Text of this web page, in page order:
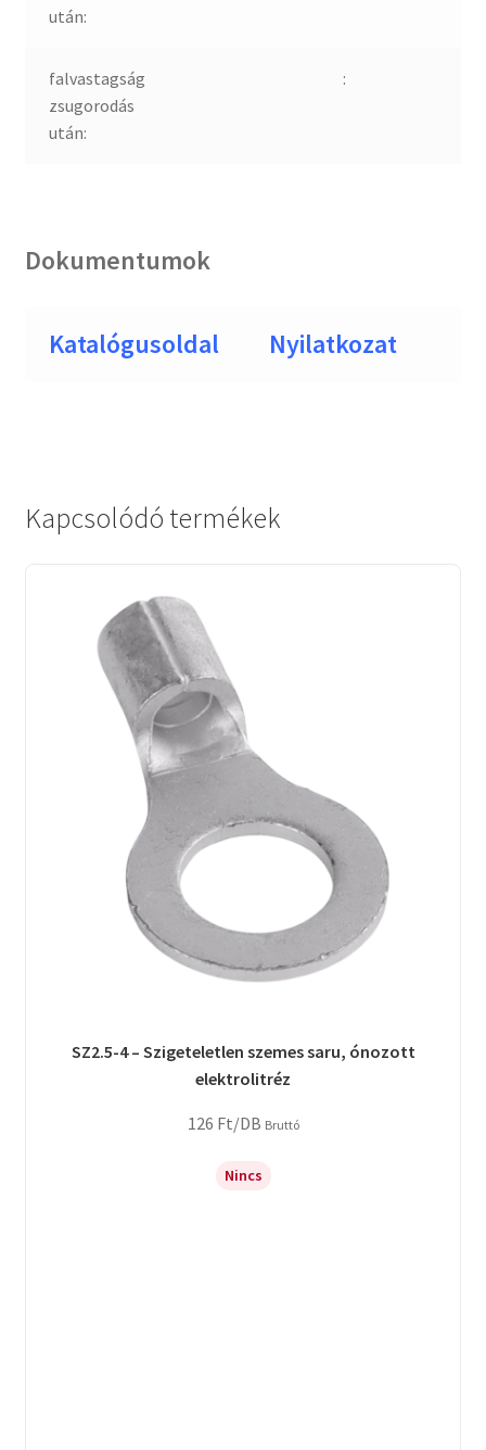
után:
falvastagság
zsugorodás
után:
:
Dokumentumok
Katalógusoldal Nyilatkozat
Kapcsolódó termékek
SZ2.5-4 – Szigeteletlen szemes saru, ónozott
elektrolitréz
126 Ft/DB Bruttó
Nincs